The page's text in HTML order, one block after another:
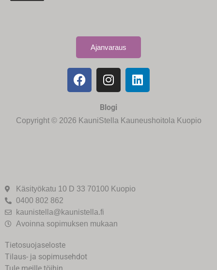
Ajanvaraus
Blogi
Copyright © 2026 KauniStella Kauneushoitola Kuopio
Käsityökatu 10 D 33 70100 Kuopio
0400 802 862
kaunistella@kaunistella.fi
Avoinna sopimuksen mukaan
Tietosuojaseloste
Tilaus- ja sopimusehdot